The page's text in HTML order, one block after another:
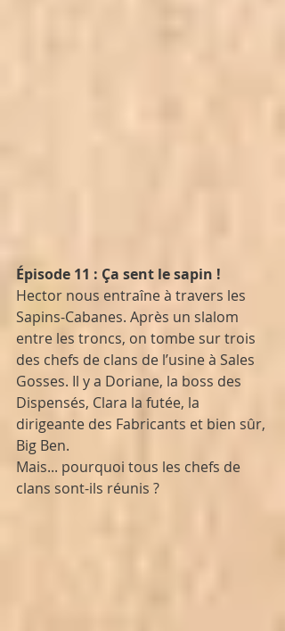
Épisode 11 : Ça sent le sapin !
Hector nous entraîne à travers les
Sapins-Cabanes. Après un slalom
entre les troncs, on tombe sur trois
des chefs de clans de l’usine à Sales
Gosses. Il y a Doriane, la boss des
Dispensés, Clara la futée, la
dirigeante des Fabricants et bien sûr,
Big Ben.
Mais... pourquoi tous les chefs de
clans sont-ils réunis ?